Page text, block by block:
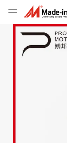
Motor de corriente